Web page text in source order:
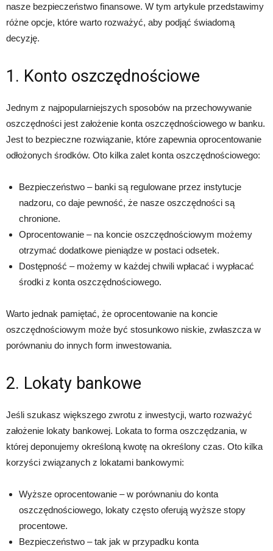
nasze bezpieczeństwo finansowe. W tym artykule przedstawimy
różne opcje, które warto rozważyć, aby podjąć świadomą
decyzję.
1. Konto oszczędnościowe
Jednym z najpopularniejszych sposobów na przechowywanie
oszczędności jest założenie konta oszczędnościowego w banku.
Jest to bezpieczne rozwiązanie, które zapewnia oprocentowanie
odłożonych środków. Oto kilka zalet konta oszczędnościowego:
Bezpieczeństwo – banki są regulowane przez instytucje
nadzoru, co daje pewność, że nasze oszczędności są
chronione.
Oprocentowanie – na koncie oszczędnościowym możemy
otrzymać dodatkowe pieniądze w postaci odsetek.
Dostępność – możemy w każdej chwili wpłacać i wypłacać
środki z konta oszczędnościowego.
Warto jednak pamiętać, że oprocentowanie na koncie
oszczędnościowym może być stosunkowo niskie, zwłaszcza w
porównaniu do innych form inwestowania.
2. Lokaty bankowe
Jeśli szukasz większego zwrotu z inwestycji, warto rozważyć
założenie lokaty bankowej. Lokata to forma oszczędzania, w
której deponujemy określoną kwotę na określony czas. Oto kilka
korzyści związanych z lokatami bankowymi:
Wyższe oprocentowanie – w porównaniu do konta
oszczędnościowego, lokaty często oferują wyższe stopy
procentowe.
Bezpieczeństwo – tak jak w przypadku konta